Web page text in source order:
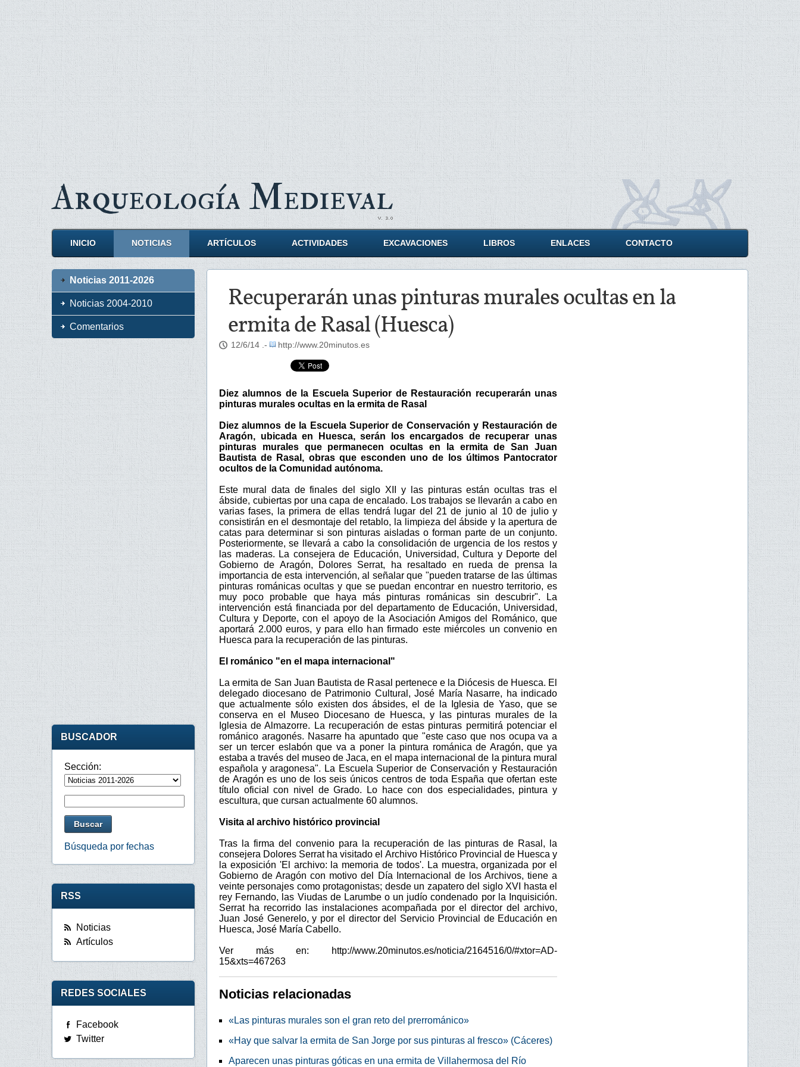
ArqueologíaMedieval
INICIO NOTICIAS ARTÍCULOS ACTIVIDADES EXCAVACIONES LIBROS ENLACES CONTACTO
Recuperarán unas pinturas murales ocultas en la
ermita de Rasal (Huesca)
12/6/14 .- http://www.20minutos.es
Diez alumnos de la Escuela Superior de Restauración recuperarán unas
pinturas murales ocultas en la ermita de Rasal
Diez alumnos de la Escuela Superior de Conservación y Restauración de
Aragón, ubicada en Huesca, serán los encargados de recuperar unas
pinturas murales que permanecen ocultas en la ermita de San Juan
Bautista de Rasal, obras que esconden uno de los últimos Pantocrator
ocultos de la Comunidad autónoma.
Este mural data de finales del siglo XII y las pinturas están ocultas tras el
ábside, cubiertas por una capa de encalado. Los trabajos se llevarán a cabo en
varias fases, la primera de ellas tendrá lugar del 21 de junio al 10 de julio y
consistirán en el desmontaje del retablo, la limpieza del ábside y la apertura de
catas para determinar si son pinturas aisladas o forman parte de un conjunto.
Posteriormente, se llevará a cabo la consolidación de urgencia de los restos y
las maderas. La consejera de Educación, Universidad, Cultura y Deporte del
Gobierno de Aragón, Dolores Serrat, ha resaltado en rueda de prensa la
importancia de esta intervención, al señalar que "pueden tratarse de las últimas
pinturas románicas ocultas y que se puedan encontrar en nuestro territorio, es
muy poco probable que haya más pinturas románicas sin descubrir". La
intervención está financiada por del departamento de Educación, Universidad,
Cultura y Deporte, con el apoyo de la Asociación Amigos del Románico, que
aportará 2.000 euros, y para ello han firmado este miércoles un convenio en
Huesca para la recuperación de las pinturas.
El románico "en el mapa internacional"
La ermita de San Juan Bautista de Rasal pertenece e la Diócesis de Huesca. El
delegado diocesano de Patrimonio Cultural, José María Nasarre, ha indicado
que actualmente sólo existen dos ábsides, el de la Iglesia de Yaso, que se
conserva en el Museo Diocesano de Huesca, y las pinturas murales de la
Iglesia de Almazorre. La recuperación de estas pinturas permitirá potenciar el
románico aragonés. Nasarre ha apuntado que "este caso que nos ocupa va a
ser un tercer eslabón que va a poner la pintura románica de Aragón, que ya
estaba a través del museo de Jaca, en el mapa internacional de la pintura mural
española y aragonesa". La Escuela Superior de Conservación y Restauración
de Aragón es uno de los seis únicos centros de toda España que ofertan este
título oficial con nivel de Grado. Lo hace con dos especialidades, pintura y
escultura, que cursan actualmente 60 alumnos.
Visita al archivo histórico provincial
Tras la firma del convenio para la recuperación de las pinturas de Rasal, la
consejera Dolores Serrat ha visitado el Archivo Histórico Provincial de Huesca y
la exposición 'El archivo: la memoria de todos'. La muestra, organizada por el
Gobierno de Aragón con motivo del Día Internacional de los Archivos, tiene a
veinte personajes como protagonistas; desde un zapatero del siglo XVI hasta el
rey Fernando, las Viudas de Larumbe o un judío condenado por la Inquisición.
Serrat ha recorrido las instalaciones acompañada por el director del archivo,
Juan José Generelo, y por el director del Servicio Provincial de Educación en
Huesca, José María Cabello.
Ver más en: http://www.20minutos.es/noticia/2164516/0/#xtor=AD-
15&xts=467263
Noticias relacionadas
«Las pinturas murales son el gran reto del prerrománico»
«Hay que salvar la ermita de San Jorge por sus pinturas al fresco» (Cáceres)
Aparecen unas pinturas góticas en una ermita de Villahermosa del Río
Noticias 2011-2026
Noticias 2004-2010
Comentarios
BUSCADOR
Sección:
Búsqueda por fechas
RSS
Noticias
Artículos
REDES SOCIALES
Facebook
Twitter